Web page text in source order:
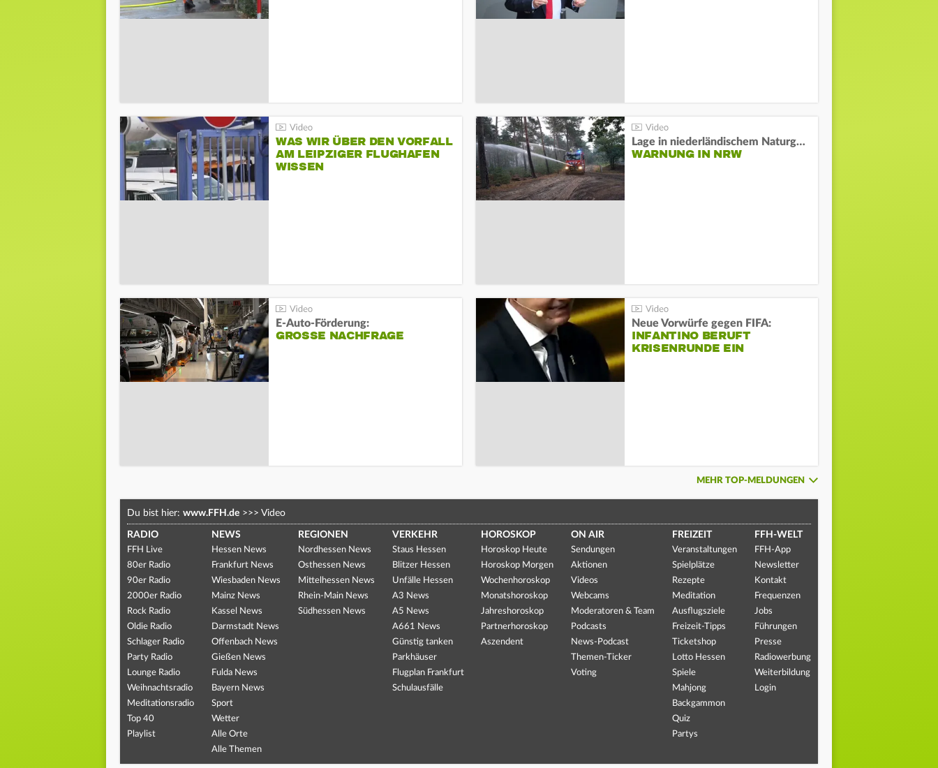
WAS WIR ÜBER DEN VORFALL
AM LEIPZIGER FLUGHAFEN
WISSEN
Lage in niederländischem Naturgebiet stabil
WARNUNG IN NRW
E-Auto-Förderung:
GROSSE NACHFRAGE
Neue Vorwürfe gegen FIFA:
INFANTINO BERUFT
KRISENRUNDE EIN
MEHR TOP-MELDUNGEN
Du bist hier: www.FFH.de >>> Video
RADIO
FFH Live
80er Radio
90er Radio
2000er Radio
Rock Radio
Oldie Radio
Schlager Radio
Party Radio
Lounge Radio
Weihnachtsradio
Meditationsradio
Top 40
Playlist
NEWS
Hessen News
Frankfurt News
Wiesbaden News
Mainz News
Kassel News
Darmstadt News
Offenbach News
Gießen News
Fulda News
Bayern News
Sport
Wetter
Alle Orte
Alle Themen
REGIONEN
Nordhessen News
Osthessen News
Mittelhessen News
Rhein-Main News
Südhessen News
VERKEHR
Staus Hessen
Blitzer Hessen
Unfälle Hessen
A3 News
A5 News
A661 News
Günstig tanken
Parkhäuser
Flugplan Frankfurt
Schulausfälle
HOROSKOP
Horoskop Heute
Horoskop Morgen
Wochenhoroskop
Monatshoroskop
Jahreshoroskop
Partnerhoroskop
Aszendent
ON AIR
Sendungen
Aktionen
Videos
Webcams
Moderatoren & Team
Podcasts
News-Podcast
Themen-Ticker
Voting
FREIZEIT
Veranstaltungen
Spielplätze
Rezepte
Meditation
Ausflugsziele
Freizeit-Tipps
Ticketshop
Lotto Hessen
Spiele
Mahjong
Backgammon
Quiz
Partys
FFH-WELT
FFH-App
Newsletter
Kontakt
Frequenzen
Jobs
Führungen
Presse
Radiowerbung
Weiterbildung
Login